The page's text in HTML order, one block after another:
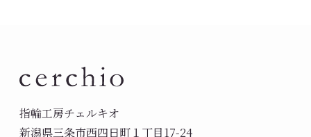
指輪工房チェルキオ
新潟県三条市西四日町１丁目17-24